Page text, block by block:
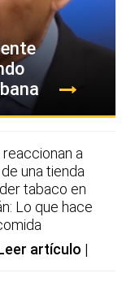
reaccionan a
una tienda
tabaco en
Lo que hace
artículo